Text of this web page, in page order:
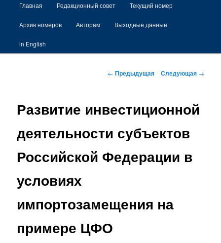
Перейти к основному содержимому
Главная Редакционный совет Текущий номер
Архив номеров Авторам Выходные данные
in English
Навигация по записям
← Предыдущая Следующая →
Развитие инвестиционной
деятельности субъектов
Российской Федерации в
условиях
импортозамещения на
примере ЦФО